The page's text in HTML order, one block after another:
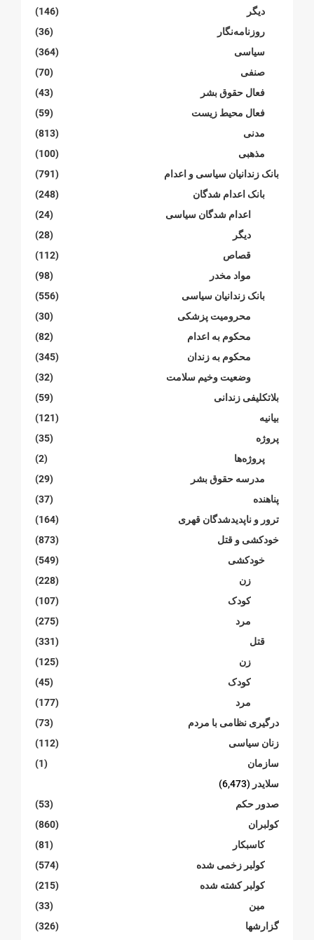
دیگر
(146)
روزنامەنگار
(36)
سیاسی
(364)
صنفی
(70)
فعال حقوق بشر
(43)
فعال محیط زیست
(59)
مدنی
(813)
مذهبی
(100)
بانک زندانیان سیاسی و اعدام
(791)
بانک اعدام شدگان
(248)
اعدام شدگان سیاسی
(24)
دیگر
(28)
قصاص
(112)
مواد مخدر
(98)
بانک زندانیان سیاسی
(556)
محرومیت پزشکی
(30)
محکوم بە اعدام
(82)
محکوم بە زندان
(345)
وضعیت وخیم سلامت
(32)
بلاتکلیفی زندانی
(59)
بیانیە
(121)
پروژە
(35)
پروژەها
(2)
مدرسە حقوق بشر
(29)
پناهنده
(37)
ترور و ناپدیدشدگان قهری
(164)
خودکشی و قتل
(873)
خودکشی
(549)
زن
(228)
کودک
(107)
مرد
(275)
قتل
(331)
زن
(125)
کودک
(45)
مرد
(177)
درگیری نظامی با مردم
(73)
زنان سیاسی
(112)
سازمان
(1)
سلایدر (6,473)
صدور حکم
(53)
کولبران
(860)
کاسبکار
(81)
کولبر زخمی شدە
(574)
کولبر کشتە شدە
(215)
مین
(33)
گزارشها
(326)